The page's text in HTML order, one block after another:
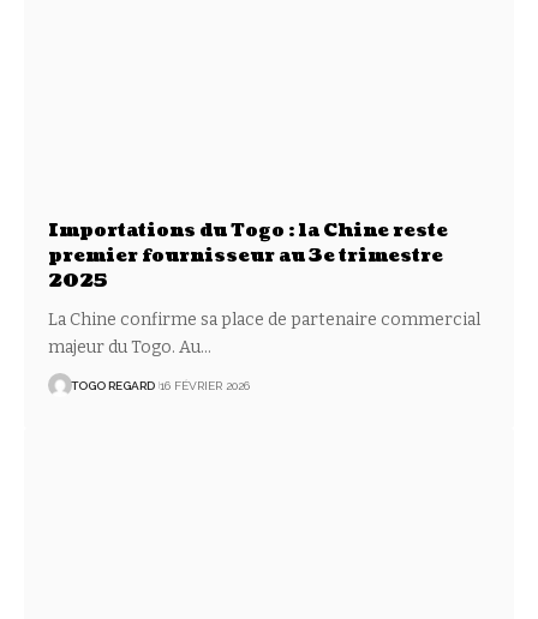
Importations du Togo : la Chine reste
premier fournisseur au 3e trimestre
2025
La Chine confirme sa place de partenaire commercial
majeur du Togo. Au…
TOGO REGARD 16 FÉVRIER 2026